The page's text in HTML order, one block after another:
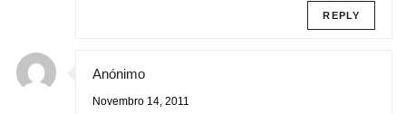
REPLY
Anónimo
Novembro 14, 2011